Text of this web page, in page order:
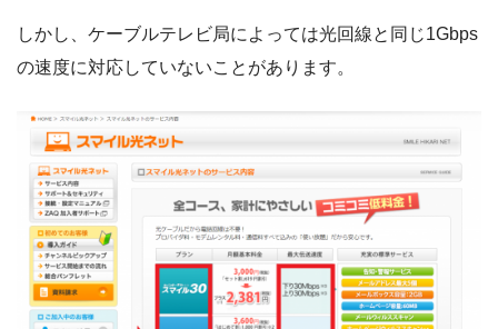
しかし、ケーブルテレビ局によっては光回線と同じ1Gbps
の速度に対応していないことがあります。